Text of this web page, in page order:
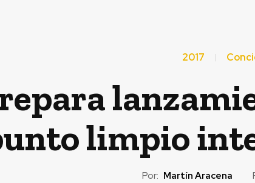
2017
limpio
Por: Martín Aracena